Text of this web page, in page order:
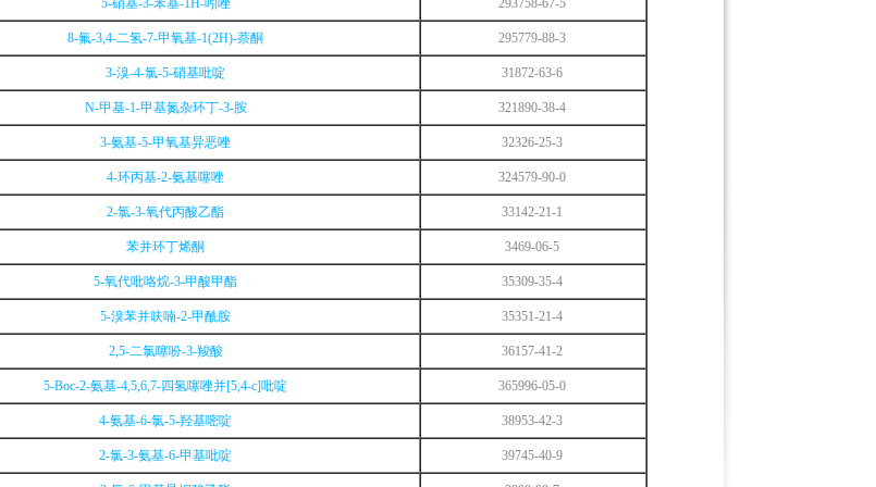
5-硝基-3-苯基-1H-吲唑 293758-67-5
8-氟-3,4-二氢-7-甲氧基-1(2H)-萘酮 295779-88-3
3-溴-4-氯-5-硝基吡啶 31872-63-6
N-甲基-1-甲基氮杂环丁-3-胺 321890-38-4
3-氨基-5-甲氧基异恶唑 32326-25-3
4-环丙基-2-氨基噻唑 324579-90-0
2-氯-3-氧代丙酸乙酯 33142-21-1
苯并环丁烯酮 3469-06-5
5-氧代吡咯烷-3-甲酸甲酯 35309-35-4
5-溴苯并呋喃-2-甲酰胺 35351-21-4
2,5-二氯噻吩-3-羧酸 36157-41-2
5-Boc-2-氨基-4,5,6,7-四氢噻唑并[5,4-c]吡啶 365996-05-0
4-氨基-6-氯-5-羟基嘧啶 38953-42-3
2-氯-3-氨基-6-甲基吡啶 39745-40-9